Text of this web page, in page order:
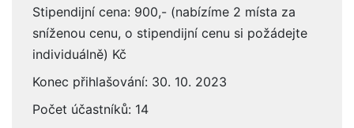
Stipendijní cena: 900,- (nabízíme 2 místa za
sníženou cenu, o stipendijní cenu si požádejte
individuálně) Kč
Konec přihlašování: 30. 10. 2023
Počet účastníků: 14